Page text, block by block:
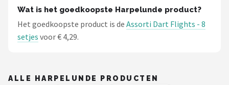
Wat is het goedkoopste Harpelunde product?
Het goedkoopste product is de Assorti Dart Flights - 8
setjes voor € 4,29.
ALLE HARPELUNDE PRODUCTEN